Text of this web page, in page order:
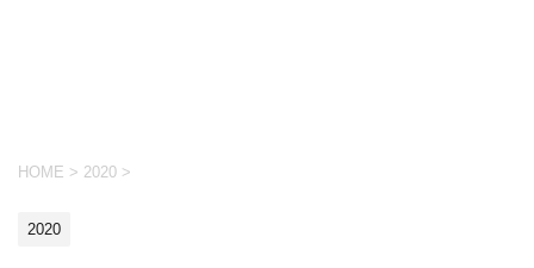
HOME > 2020 >
2020